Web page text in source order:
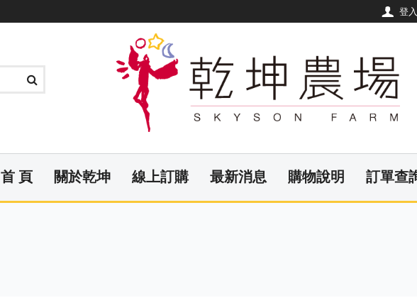
登入
首 頁 關於乾坤 線上訂購 最新消息 購物說明 訂單查